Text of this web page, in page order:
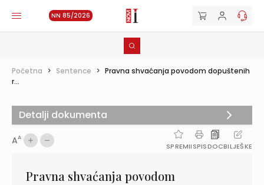
NN 85/2026
Početna > Sentence > Pravna shvaćanja povodom dopuštenih
r...
AA
SPREMIISPISDOCBILJEŠKE
Pravna shvaćanja povodom
Detalji dokumenta